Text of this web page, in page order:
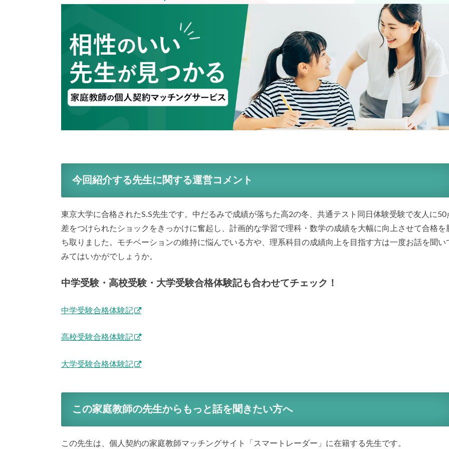
今回紹介する先生に関する運営コメント
東京大学に合格されたS.S先生です。中だるみで成績が落ちた高2の冬、共通テスト同日体験受験で友人に50
差をつけられたショックをきっかけに奮起し、計画的な学習で理科・数学の成績を大幅に向上させて合格を
ち取りました。モチベーションの維持に悩んでいる方や、理系科目の成績向上を目指す方は一度お話を聞い
みてはいかがでしょうか。
中学受験・高校受験・大学受験合格体験記も合わせてチェック！
中学受験合格体験記
高校受験合格体験記
大学受験合格体験記
この家庭教師の先生からもっと話を聞きたい方へ
この先生は、個人契約の家庭教師マッチングサイト「スマートレーダー」に在籍する先生です。